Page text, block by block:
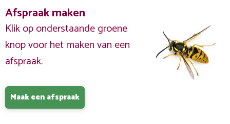
Afspraak maken
Klik op onderstaande groene
knop voor het maken van een
afspraak.
Maak een afspraak